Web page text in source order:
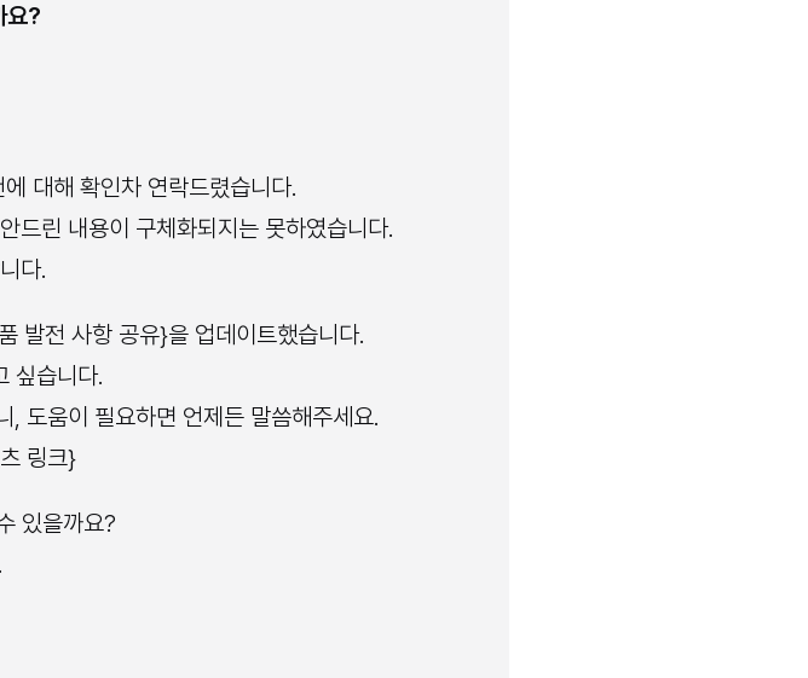
요?
대해 확인차 연락드렸습니다.
드린 내용이 구체화되지는 못하였습니다.
다.
발전 사항 공유}을 업데이트했습니다.
싶습니다.
도움이 필요하면 언제든 말씀해주세요.
링크}
있을까요?